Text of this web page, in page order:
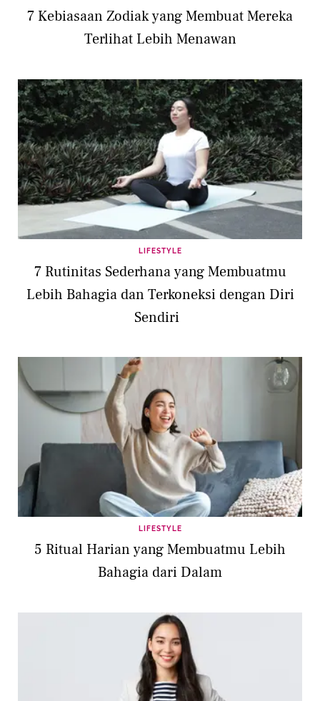
7 Kebiasaan Zodiak yang Membuat Mereka
Terlihat Lebih Menawan
LIFESTYLE
7 Rutinitas Sederhana yang Membuatmu
Lebih Bahagia dan Terkoneksi dengan Diri
LIFESTYLE
5 Ritual Harian yang Membuatmu Lebih
Bahagia dari Dalam